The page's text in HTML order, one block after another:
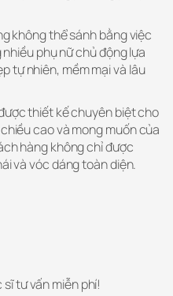
không thể sánh bằng việc
phụ nữ chủ động lựa
tự nhiên, mềm mại và lâu
thiết kế chuyên biệt cho
cao và mong muốn của
hàng không chỉ được
và vóc dáng toàn diện.
tư vấn miễn phí!